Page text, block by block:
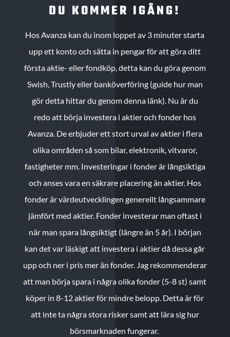
DU KOMMER IGÅNG!
Hos Avanza kan du inom loppet av 3 minuter starta
upp ett konto och sätta in pengar för att göra ditt
första aktie- eller fondköp, detta kan du göra genom
Swish, Trustly eller banköverföring (guide hur man
gör detta hittar du genom denna länk). Nu är du
redo att börja investera i aktier och fonder hos
Avanza. De erbjuder ett stort urval av aktier i flera
olika områden så som bilar, elektronik, vitvaror,
fastigheter mm. Investeringar i fonder är långsiktiga
och anses vara en säkrare placering än aktier. Hos
fonder är värdeutvecklingen generellt långsammare
jämfört med aktier. Fonder investerar man oftast i
när man spara långsiktigt (längre än 5 år). I början
kan det var läskigt att investera i aktier då dessa går
upp och ner i pris mer än fonder. Jag rekommenderar
att man börja spara i några olika fonder (5-8 st) samt
köper in 8-12 aktier för mindre belopp. Detta är för
att inte ta några stora risker samt att lära sig hur
börsmarknaden fungerar.